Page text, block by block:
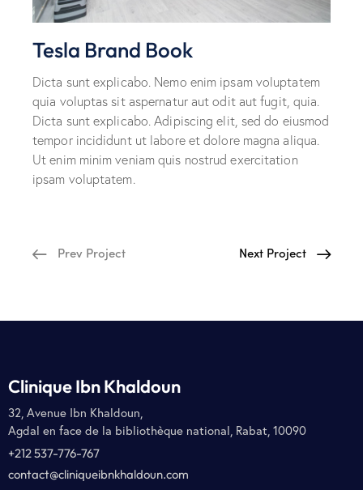
Tesla Brand Book
Dicta sunt explicabo. Nemo enim ipsam voluptatem
quia voluptas sit aspernatur aut odit aut fugit, quia.
Dicta sunt explicabo. Adipiscing elit, sed do eiusmod
tempor incididunt ut labore et dolore magna aliqua.
Ut enim minim veniam quis nostrud exercitation
ipsam voluptatem.
Prev Project Next Project
Clinique Ibn Khaldoun
32, Avenue Ibn Khaldoun,
Agdal en face de la bibliothèque national, Rabat, 10090
+212 537-776-767
contact@cliniqueibnkhaldoun.com